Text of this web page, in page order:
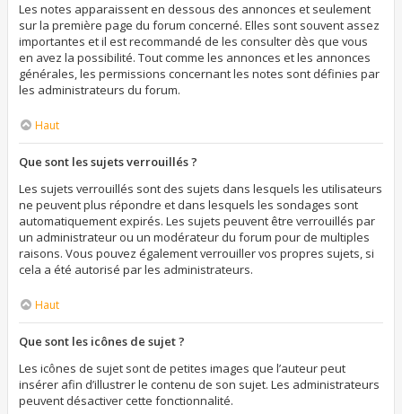
Les notes apparaissent en dessous des annonces et seulement
sur la première page du forum concerné. Elles sont souvent assez
importantes et il est recommandé de les consulter dès que vous
en avez la possibilité. Tout comme les annonces et les annonces
générales, les permissions concernant les notes sont définies par
les administrateurs du forum.
Haut
Que sont les sujets verrouillés ?
Les sujets verrouillés sont des sujets dans lesquels les utilisateurs
ne peuvent plus répondre et dans lesquels les sondages sont
automatiquement expirés. Les sujets peuvent être verrouillés par
un administrateur ou un modérateur du forum pour de multiples
raisons. Vous pouvez également verrouiller vos propres sujets, si
cela a été autorisé par les administrateurs.
Haut
Que sont les icônes de sujet ?
Les icônes de sujet sont de petites images que l’auteur peut
insérer afin d’illustrer le contenu de son sujet. Les administrateurs
peuvent désactiver cette fonctionnalité.